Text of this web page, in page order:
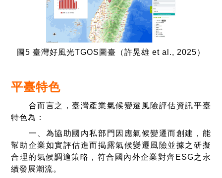
圖 5 臺灣好風光TGOS 圖臺 （許晃雄 et al., 2025）
平臺特色
合而言之，臺灣產業氣候變遷風險評估資訊平臺
特色為：
一、為協助國內私部門因應氣候變遷而創建，能
幫助企業如實評估進而揭露氣候變遷風險並據之研擬
合理的氣候調適策略，符合國內外企業對齊 ESG之永
續發展潮流。